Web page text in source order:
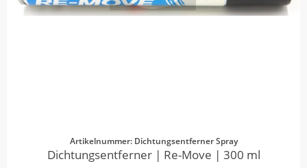
Artikelnummer: Dichtungsentferner Spray
Dichtungsentferner | Re-Move | 300 ml